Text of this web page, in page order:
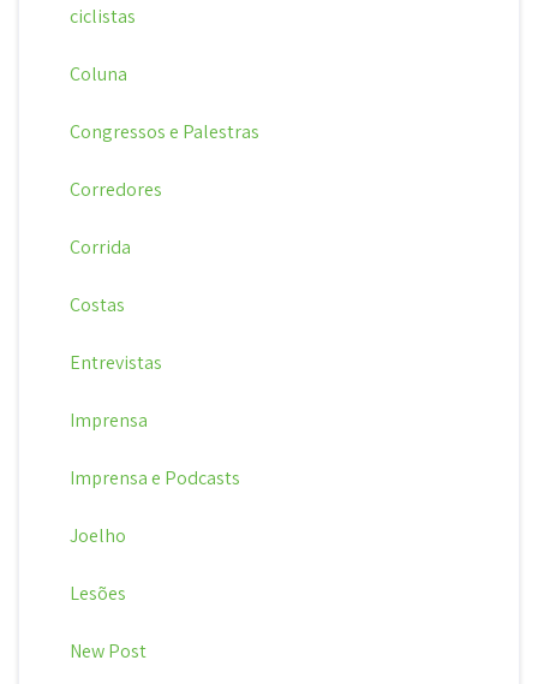
ciclistas
Coluna
Congressos e Palestras
Corredores
Corrida
Costas
Entrevistas
Imprensa
Imprensa e Podcasts
Joelho
Lesões
New Post